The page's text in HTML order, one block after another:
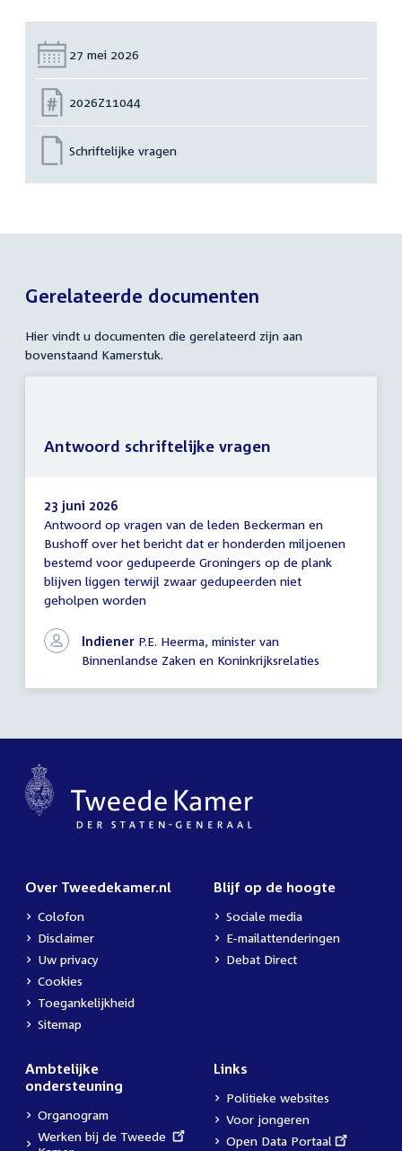
Datum:
27 mei 2026
Nummer:
2026Z11044
Schriftelijke vragen
Gerelateerde documenten
Hier vindt u documenten die gerelateerd zijn aan
bovenstaand Kamerstuk.
Antwoord
schriftelijke
vragen
23 juni 2026
Antwoord op vragen van de leden Beckerman en
Bushoff over het bericht dat er honderden miljoenen
bestemd voor gedupeerde Groningers op de plank
blijven liggen terwijl zwaar gedupeerden niet
geholpen worden
Indiener P.E. Heerma, minister van
Binnenlandse Zaken en Koninkrijksrelaties
Antwoord schriftelijke vragen
Over Tweedekamer.nl
Colofon
Disclaimer
Uw privacy
Cookies
Toegankelijkheid
Sitemap
Blijf op de hoogte
Sociale media
E-mailattenderingen
Debat Direct
Ambtelijke
ondersteuning
Organogram
External
Werken bij de Tweede
Links
Politieke websites
Voor jongeren
External
Open Data Portaal